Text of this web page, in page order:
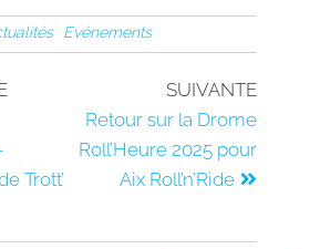
Evénements
Trott’
SUIVANTE
Retour sur la Drome
Roll’Heure 2025 pour
Aix Roll’n’Ride